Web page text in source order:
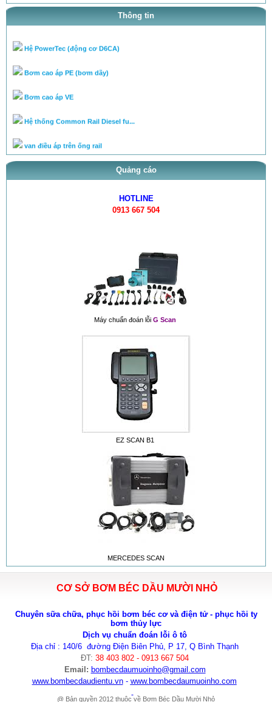
Thông tin
Chuyên cân chỉnh bơm béc theo...
Quảng cáo
HOTLINE
0913 667 504
Máy chuẩn đoán lỗi G Scan
EZ SCAN B1
MERCEDES SCAN
CƠ SỞ BƠM BÉC DẦU MƯỜI NHỎ
Chuyên sữa chữa, phục hồi bơm béc cơ và điện tử - phục hồi ty
bơm thủy lực
Dịch vụ chuẩn đoán lỗi ô tô
Địa chỉ : 140/6 đường Điện Biên Phủ, P 17, Q Bình Thạnh
ĐT: 38 403 802 - 0913 667 504
Email: bombecdaumuoinho@gmail.com
www.bombecdaudientu.vn- www.bombecdaumuoinho.com
@ Bản quyền 2012 thuộc về Bơm Béc Dầu Mười Nhỏ